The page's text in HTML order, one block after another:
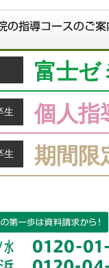
富士ゼ
生 個人指
生 期間限